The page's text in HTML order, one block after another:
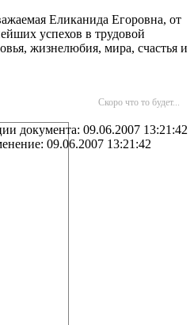
Еликанида Егоровна, от
успехов в трудовой
жизнелюбия, мира, счастья и
Скоро что то будет...
документа: 09.06.2007 13:21:42
09.06.2007 13:21:42